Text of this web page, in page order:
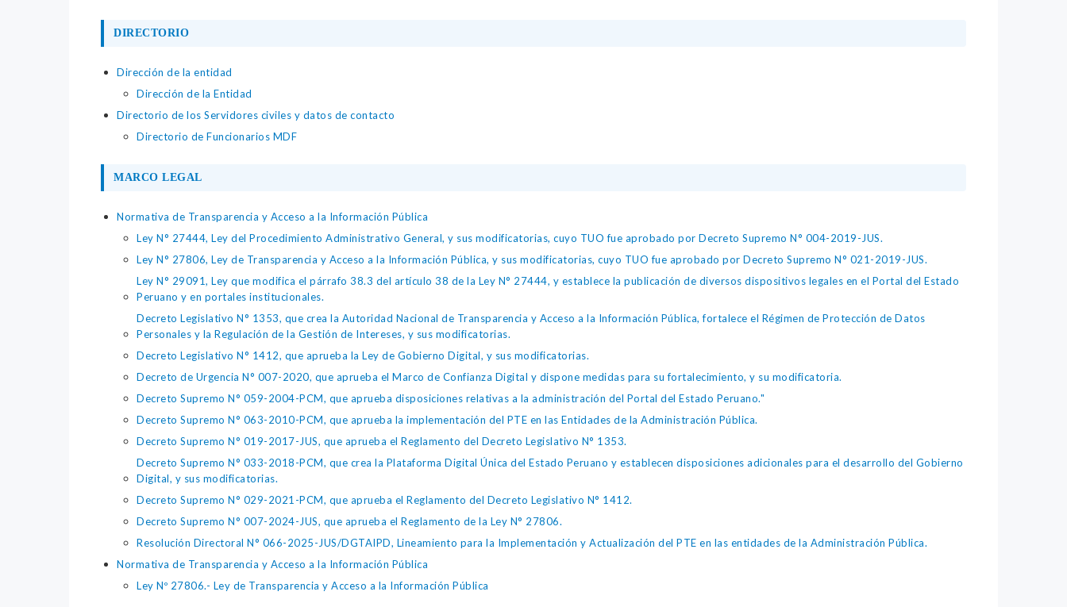
DIRECTORIO
Dirección de la entidad
Dirección de la Entidad
Directorio de los Servidores civiles y datos de contacto
Directorio de Funcionarios MDF
MARCO LEGAL
Normativa de Transparencia y Acceso a la Información Pública
Ley N° 27444, Ley del Procedimiento Administrativo General, y sus modificatorias, cuyo TUO fue aprobado por Decreto Supremo N° 004-2019-JUS.
Ley N° 27806, Ley de Transparencia y Acceso a la Información Pública, y sus modificatorias, cuyo TUO fue aprobado por Decreto Supremo N° 021-2019-JUS.
Ley N° 29091, Ley que modifica el párrafo 38.3 del artículo 38 de la Ley N° 27444, y establece la publicación de diversos dispositivos legales en el Portal del Estado
Peruano y en portales institucionales.
Decreto Legislativo N° 1353, que crea la Autoridad Nacional de Transparencia y Acceso a la Información Pública, fortalece el Régimen de Protección de Datos
Personales y la Regulación de la Gestión de Intereses, y sus modificatorias.
Decreto Legislativo N° 1412, que aprueba la Ley de Gobierno Digital, y sus modificatorias.
Decreto de Urgencia N° 007-2020, que aprueba el Marco de Confianza Digital y dispone medidas para su fortalecimiento, y su modificatoria.
Decreto Supremo N° 059-2004-PCM, que aprueba disposiciones relativas a la administración del Portal del Estado Peruano."
Decreto Supremo N° 063-2010-PCM, que aprueba la implementación del PTE en las Entidades de la Administración Pública.
Decreto Supremo N° 019-2017-JUS, que aprueba el Reglamento del Decreto Legislativo N° 1353.
Decreto Supremo N° 033-2018-PCM, que crea la Plataforma Digital Única del Estado Peruano y establecen disposiciones adicionales para el desarrollo del Gobierno
Digital, y sus modificatorias.
Decreto Supremo N° 029-2021-PCM, que aprueba el Reglamento del Decreto Legislativo N° 1412.
Decreto Supremo N° 007-2024-JUS, que aprueba el Reglamento de la Ley N° 27806.
Resolución Directoral N° 066-2025-JUS/DGTAIPD, Lineamiento para la Implementación y Actualización del PTE en las entidades de la Administración Pública.
Normativa de Transparencia y Acceso a la Información Pública
Ley Nº 27806.- Ley de Transparencia y Acceso a la Información Pública